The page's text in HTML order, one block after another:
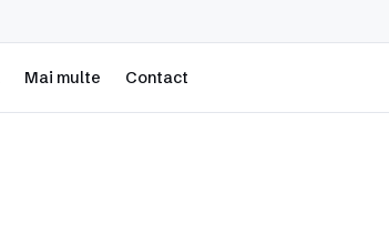
Mai multe Contact